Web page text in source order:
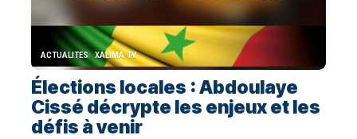
ACTUALITES XALIMA TV
Élections locales : Abdoulaye
Cissé décrypte les enjeux et les
défis à venir